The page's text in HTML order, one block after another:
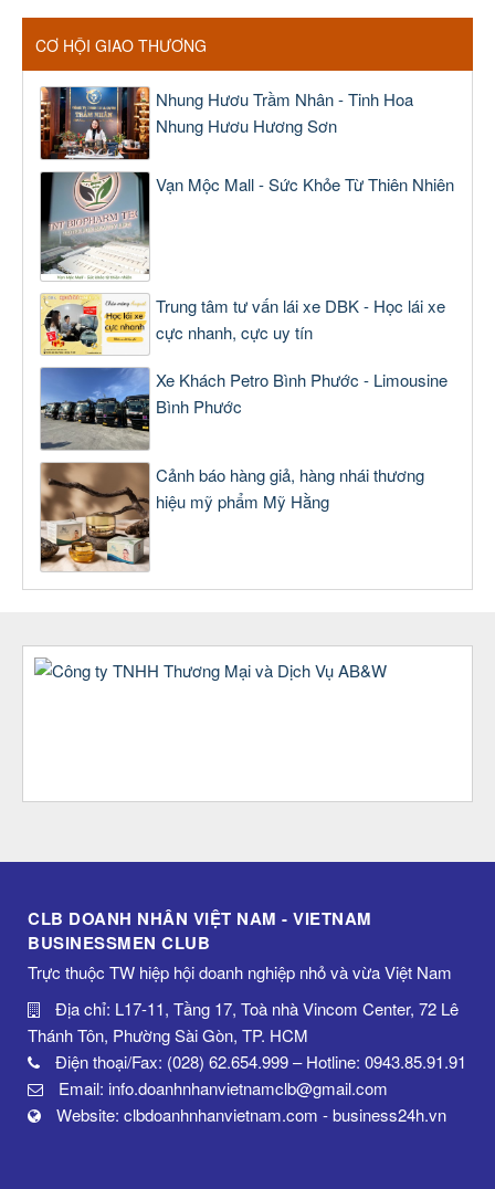
CƠ HỘI GIAO THƯƠNG
Nhung Hươu Trầm Nhân - Tinh Hoa
Nhung Hươu Hương Sơn
Vạn Mộc Mall - Sức Khỏe Từ Thiên Nhiên
Trung tâm tư vấn lái xe DBK - Học lái xe
cực nhanh, cực uy tín
Xe Khách Petro Bình Phước - Limousine
Bình Phước
Cảnh báo hàng giả, hàng nhái thương
hiệu mỹ phẩm Mỹ Hằng
CLB DOANH NHÂN VIỆT NAM - VIETNAM
BUSINESSMEN CLUB
Trực thuộc TW hiệp hội doanh nghiệp nhỏ và vừa Việt Nam
Địa chỉ: L17-11, Tầng 17, Toà nhà Vincom Center, 72 Lê
Thánh Tôn, Phường Sài Gòn, TP. HCM
Điện thoại/Fax: (028) 62.654.999 – Hotline: 0943.85.91.91
Email: info.doanhnhanvietnamclb@gmail.com
Website: clbdoanhnhanvietnam.com - business24h.vn